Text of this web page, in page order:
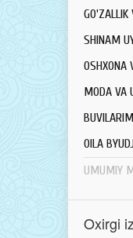
SHINAM
OSHXONA
MODA VA
OILA
UMUMIY
Oxirgi